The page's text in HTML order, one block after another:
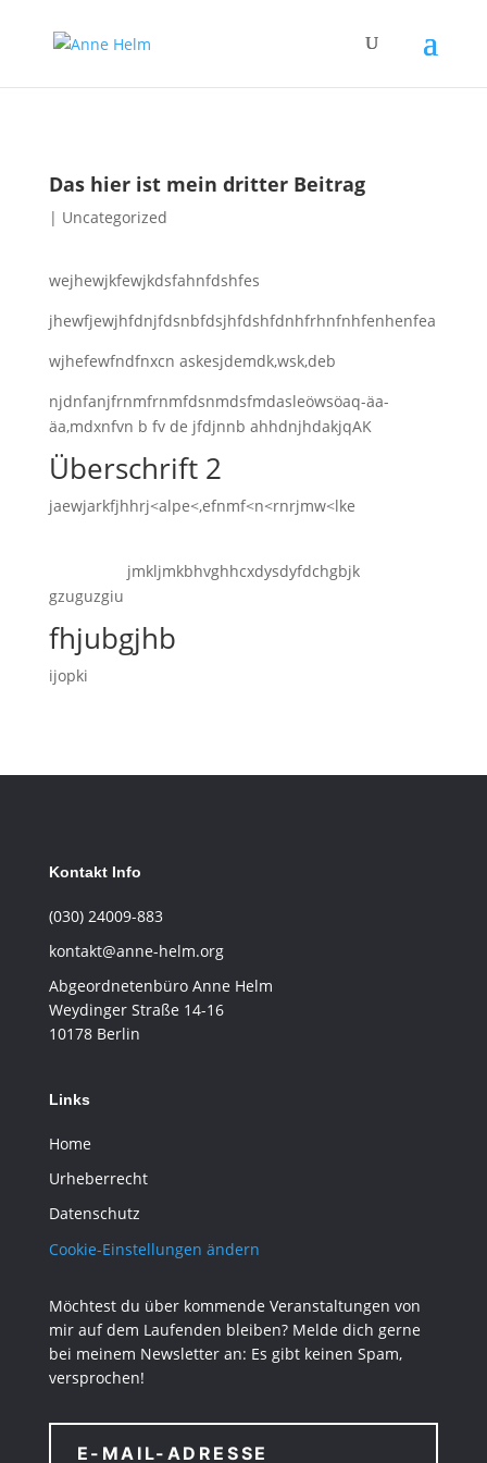
Das hier ist mein dritter Beitrag
| Uncategorized
wejhewjkfewjkdsfahnfdshfes
jhewfjewjhfdnjfdsnbfdsjhfdshfdnhfrhnfnhfenhenfea
wjhefewfndfnxcn askesjdemdk,wsk,deb
njdnfanjfrnmfrnmfdsnmdsfmdasleöwsöaq-äa-
äa,mdxnfvn b fv de jfdjnnb ahhdnjhdakjqAK
Überschrift 2
jaewjarkfjhhrj<alpe<,efnmf<n<rnrjmw<lke
jmkljmkbhvghhcxdysdyfdchgbjk
gzuguzgiu
fhjubgjhb
ijopki
Kontakt Info
(030) 24009-883
kontakt@anne-helm.org
Abgeordnetenbüro Anne Helm
Weydinger Straße 14-16
10178 Berlin
Links
Home
Urheberrecht
Datenschutz
Cookie-Einstellungen ändern
Möchtest du über kommende Veranstaltungen von
mir auf dem Laufenden bleiben? Melde dich gerne
bei meinem Newsletter an: Es gibt keinen Spam,
versprochen!